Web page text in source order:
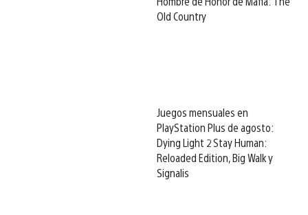
Old Country
Juegos mensuales en
PlayStation Plus de agosto:
Dying Light 2 Stay Human:
Reloaded Edition, Big Walk y
Signalis